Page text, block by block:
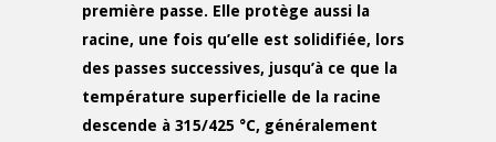
première passe. Elle protège aussi la
racine, une fois qu’elle est solidifiée, lors
des passes successives, jusqu’à ce que la
température superficielle de la racine
descende à 315/425 °C, généralement